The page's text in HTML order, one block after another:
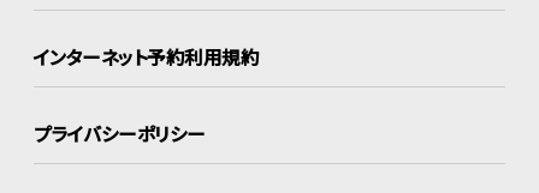
インターネット予約利用規約
プライバシーポリシー